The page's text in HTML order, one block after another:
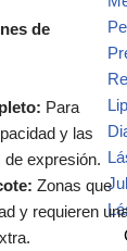
de
Para
y las
expresión.
Zonas que
y requieren